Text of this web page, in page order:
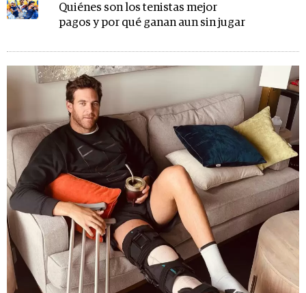
Quiénes son los tenistas mejor
pagos y por qué ganan aun sin jugar